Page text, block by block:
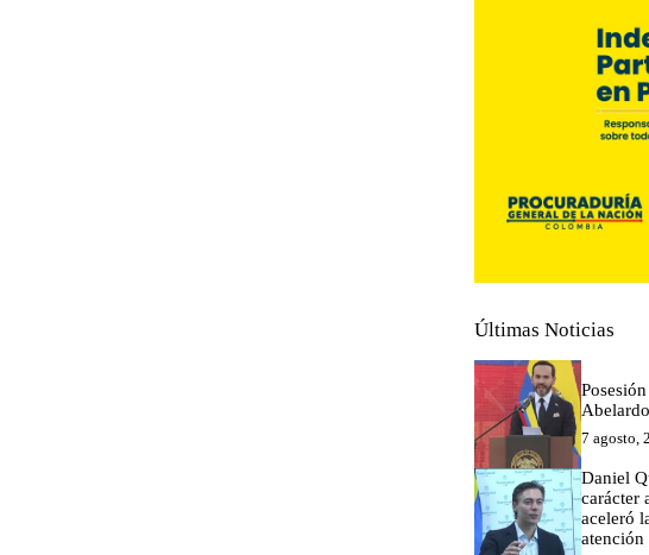
Últimas Noticias
7 agosto,
Daniel
carácter
aceleró
atención